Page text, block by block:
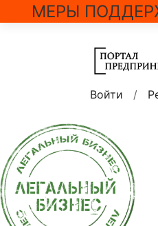
МЕРЫ
Войти /